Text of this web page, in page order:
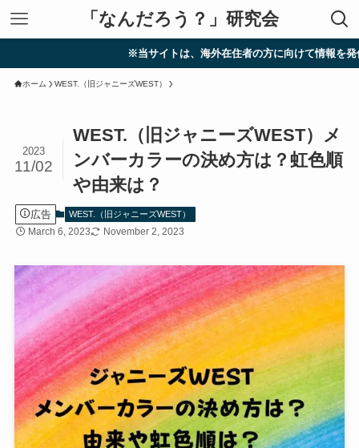
「なんだろう？」研究会
※当サイトは、海外在住者の方に向けて情報を発信しています
ホーム WEST.（旧ジャニーズWEST）
WEST.（旧ジャニーズWEST）メ
ンバーカラーの決め方は？虹色順
や由来は？
2023
11/02
広告 WEST.（旧ジャニーズWEST）
March 6, 2023 November 2, 2023